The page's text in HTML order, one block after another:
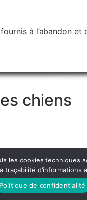
à l’abandon
chiens
,st-malo,stmalo
les cookies
d'informations
Politique de confidentialité